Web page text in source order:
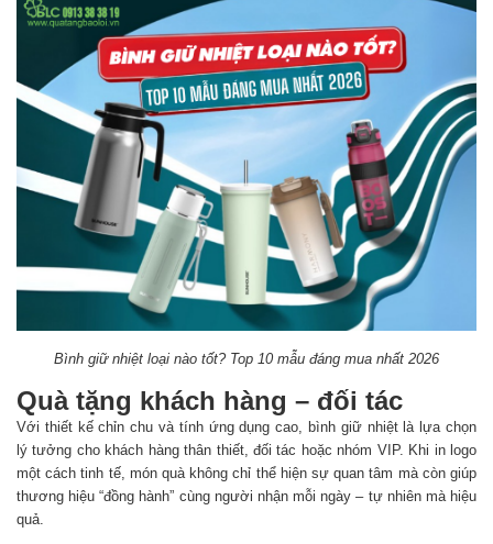
Bình giữ nhiệt loại nào tốt? Top 10 mẫu đáng mua nhất 2026
Quà tặng khách hàng – đối tác
Với thiết kế chỉn chu và tính ứng dụng cao, bình giữ nhiệt là lựa chọn
lý tưởng cho khách hàng thân thiết, đối tác hoặc nhóm VIP. Khi in logo
một cách tinh tế, món quà không chỉ thể hiện sự quan tâm mà còn giúp
thương hiệu “đồng hành” cùng người nhận mỗi ngày – tự nhiên mà hiệu
quả.